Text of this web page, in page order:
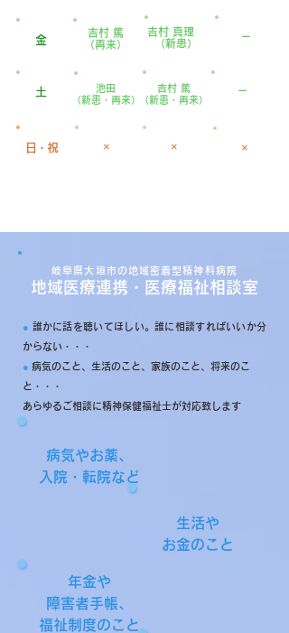
金
吉村 篤
（再来）
吉村 真理
（新患）
－
土
​池田
​（新患・再来）
​吉村 篤
​（新患・再来）
－
日・ 祝 × × ×
岐阜県大垣市の地域密着型精神科病院
地域医療連携・医療福祉相談室
● 誰かに話を聴いてほしい。誰に相談すればいいか分
からない・・・
● 病気のこと、生活のこと、家族のこと、将来のこ
と・・・
あらゆるご相談に精神保健福祉士が対応致します
病気やお薬、
入院・転院など
生活や
お金のこと
年金や
障害者手帳、
福祉制度のこと